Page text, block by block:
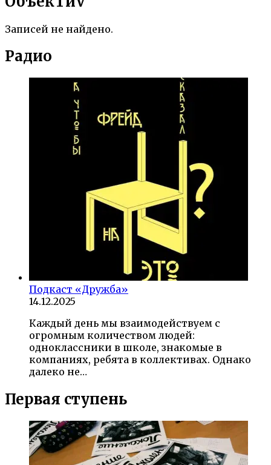
Записей не найдено.
Радио
Подкаст «Дружба»
14.12.2025
Каждый день мы взаимодействуем с
огромным количеством людей:
одноклассники в школе, знакомые в
компаниях, ребята в коллективах. Однако
далеко не…
Первая ступень